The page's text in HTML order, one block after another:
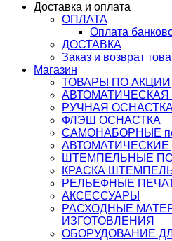
Доставка и оплата
ОПЛАТА
Оплата
ДОСТАВКА
Заказ и возврат
Магазин
ТОВАРЫ ПО АКЦИИ
РУЧНАЯ
ФЛЭШ ОСНАСТКА
САМОНАБОРНЫЕ
ШТЕМПЕЛЬНЫЕ
КРАСКА
РЕЛЬЕФНЫЕ
АКСЕССУАРЫ
РАСХОДНЫЕ
ИЗГОТОВЛЕНИЯ
ОБОРУДОВАНИЕ